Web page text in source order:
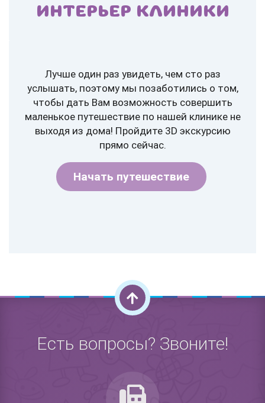
ИНТЕРЬЕР КЛИНИКИ
Лучше один раз увидеть, чем сто раз
услышать, поэтому мы позаботились о том,
чтобы дать Вам возможность совершить
маленькое путешествие по нашей клинике не
выходя из дома! Пройдите 3D экскурсию
прямо сейчас.
Начать путешествие
Есть вопросы? Звоните!